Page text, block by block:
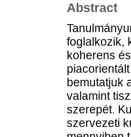
Abstract
foglalkozik,
koherens
bemutatjuk
valamint
szerepét.
szervezeti